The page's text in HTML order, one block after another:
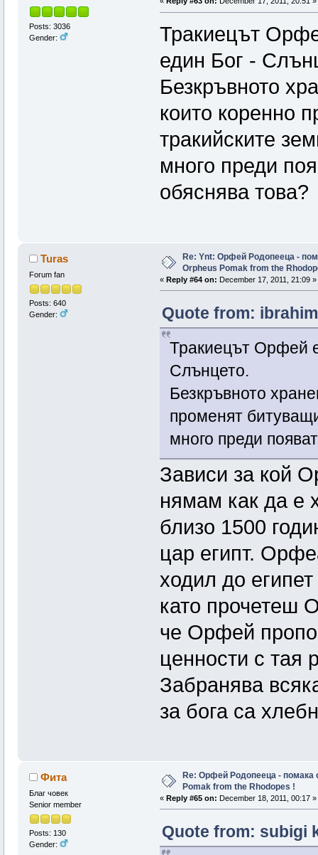
Posts: 3036
Gender:
Тракиецът
един Бог -
Безкръвното
които коренно
тракийските
много преди
обяснява това?
Turas
Forum fan
Posts: 640
Gender:
Re: Ynt: Орфей Родопееца -
Orpheus Pomak from the
« Reply #64 on: December 17, 2011, 21:09 »
Quote from:
Тракиецът Орфей
Слънцето.
Безкръвното
променят
много преди
Зависи за кой
нямам как да е
близо 1500
цар египт.
ходил до
като прочетеш
че Орфей
ценности с тая
Забранява
за бога са
Фита
Благ човек
Senior member
Posts: 130
Gender:
Re: Орфей Родопееца - помака
Pomak from the Rhodopes !
« Reply #65 on: December 18, 2011, 00:17 »
Quote from: subigi